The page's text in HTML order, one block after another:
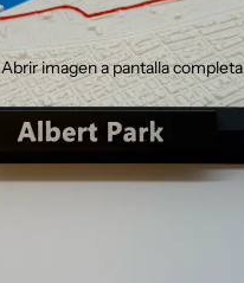
Abrir imagen a pantalla completa